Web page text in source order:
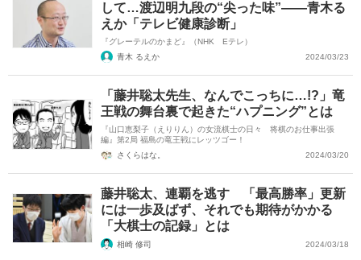
して…渡辺明九段の“尖った味”――青木る
えか「テレビ健康診断」
『グレーテルのかまど』（NHK Eテレ）
青木 るえか
2024/03/23
「藤井聡太先生、なんでこっちに…!?」竜
王戦の舞台裏で起きた“ハプニング”とは
『山口恵梨子（えりりん）の女流棋士の日々 将棋のお仕事出張
編』第2局 福島の竜王戦にレッツゴー！
さくらはな。
2024/03/20
藤井聡太、連覇を逃す 「最高勝率」更新
には一歩及ばず、それでも期待がかかる
「大棋士の記録」とは
相崎 修司 2024/03/18